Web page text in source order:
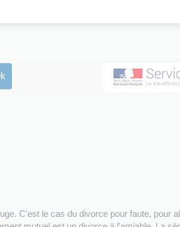
C'est le cas du divorce pour faute, pour